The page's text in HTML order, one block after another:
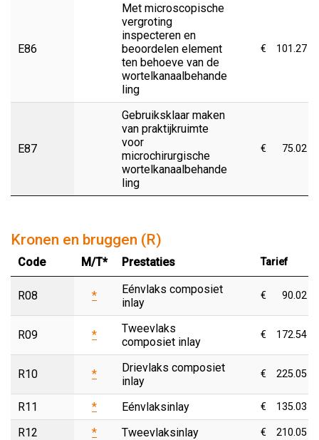
E86
Met microscopische
vergroting
inspecteren en
beoordelen element
ten behoeve van de
wortelkanaalbehande
ling
€ 101.27
E87
Gebruiksklaar maken
van praktijkruimte
voor
microchirurgische
wortelkanaalbehande
ling
€ 75.02
Kronen en bruggen (R)
Code M/T* Prestaties Tarief
R08 *
Eénvlaks composiet
inlay
€ 90.02
R09 *
Tweevlaks
composiet inlay
€ 172.54
R10 *
Drievlaks composiet
inlay
€ 225.05
R11 * Eénvlaksinlay € 135.03
R12 * Tweevlaksinlay € 210.05